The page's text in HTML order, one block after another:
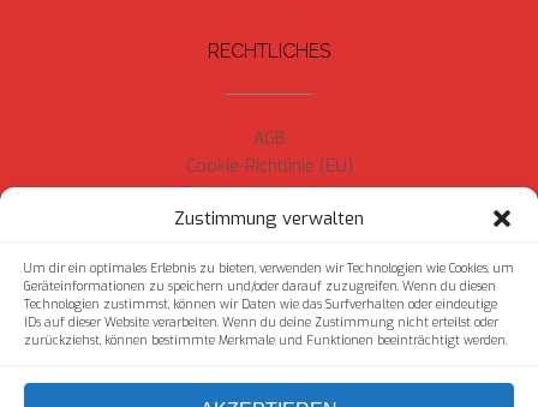
Zustimmung verwalten
Um dir ein optimales Erlebnis zu bieten, verwenden wir Technologien wie Cookies, um
Geräteinformationen zu speichern und/oder darauf zuzugreifen. Wenn du diesen
Technologien zustimmst, können wir Daten wie das Surfverhalten oder eindeutige
IDs auf dieser Website verarbeiten. Wenn du deine Zustimmung nicht erteilst oder
zurückziehst, können bestimmte Merkmale und Funktionen beeinträchtigt werden.
RECHTLICHES
AGB
Cookie-Richtlinie (EU)
Datenschutzerklärung
Impressum